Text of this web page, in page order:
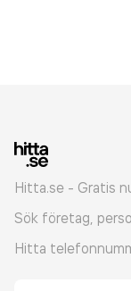
Hitta.se - Gratis
Sök företag,
Hitta